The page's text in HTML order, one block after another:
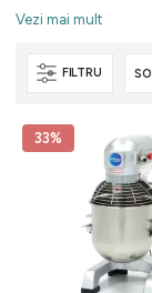
Vezi mai mult
FILTRU
33%